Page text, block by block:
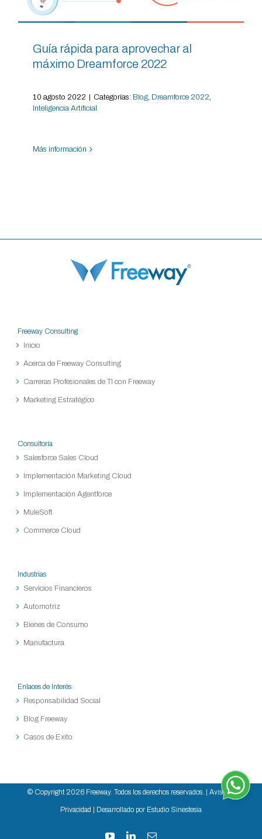
Guía rápida para aprovechar al
máximo Dreamforce 2022
10 agosto 2022 Categorías: Blog, Dreamforce 2022,
Inteligencia Artificial
Más información
Freeway Consulting
Inicio
Acerca de Freeway Consulting
Carreras Profesionales de TI con Freeway
Marketing Estratégico
Consultoría
Salesforce Sales Cloud
Implementación Marketing Cloud
Implementación Agentforce
MuleSoft
Commerce Cloud
Industrias
Servicios Financieros
Automotriz
Bienes de Consumo
Manufactura
Enlaces de Interés
Responsabilidad Social
Blog Freeway
Casos de Exito
© Copyright 2026 Freeway. Todos los derechos reservados. | Aviso de
Privacidad | Desarrollado por Estudio Sinestesia
YouTubeLinkedInCorreo